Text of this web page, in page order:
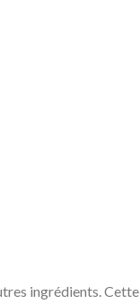
ingrédients. Cette